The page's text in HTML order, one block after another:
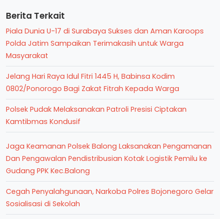
Berita Terkait
Piala Dunia U-17 di Surabaya Sukses dan Aman Karoops
Polda Jatim Sampaikan Terimakasih untuk Warga
Masyarakat
Jelang Hari Raya Idul Fitri 1445 H, Babinsa Kodim
0802/Ponorogo Bagi Zakat Fitrah Kepada Warga
Polsek Pudak Melaksanakan Patroli Presisi Ciptakan
Kamtibmas Kondusif
Jaga Keamanan Polsek Balong Laksanakan Pengamanan
Dan Pengawalan Pendistribusian Kotak Logistik Pemilu ke
Gudang PPK Kec.Balong
Cegah Penyalahgunaan, Narkoba Polres Bojonegoro Gelar
Sosialisasi di Sekolah